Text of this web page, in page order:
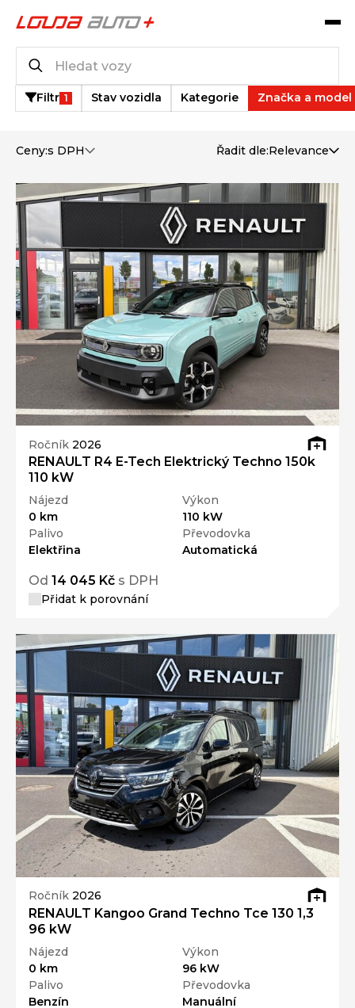
Filtr 1 Stav vozidla Kategorie Značka a model
Ceny:s DPH Řadit dle:Relevance
Ročník 2026
RENAULT R4 E-Tech Elektrický Techno 150k
110 kW
Nájezd
0 km
Výkon
110 kW
Palivo
Elektřina
Převodovka
Automatická
Od 14 045 Kč s DPH
Přidat k porovnání
Ročník 2026
RENAULT Kangoo Grand Techno Tce 130 1,3
96 kW
Nájezd
0 km
Výkon
96 kW
Palivo
Benzín
Převodovka
Manuální